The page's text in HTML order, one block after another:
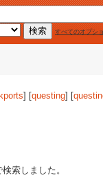
すべてのオプシ
] [questing] [
索しました。